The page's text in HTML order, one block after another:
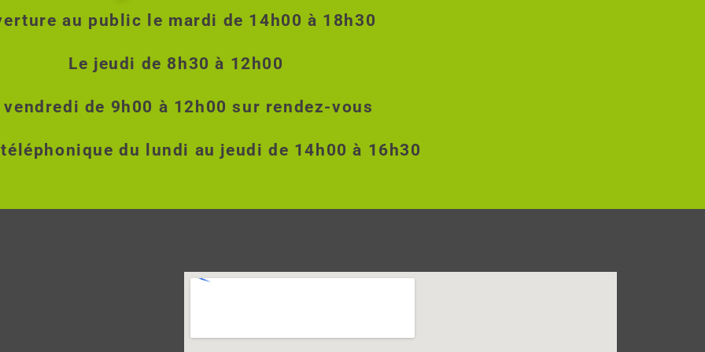
au public le mardi de 14h00 à 18h30
Le jeudi de 8h30 à 12h00
vendredi de 9h00 à 12h00 sur rendez-vous
du lundi au jeudi de 14h00 à 16h30